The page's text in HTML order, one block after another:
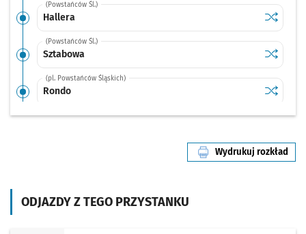
(Powstańców Śl.)
Hallera Sprawdź
Hallera
(Powstańców Śl.)
Sztabowa Sprawdź
Sztabowa
(pl. Powstańców Śląskich)
Rondo Sprawdź
Rondo
(Powstańców Śl.)
Sprawdź
Arkady (Capitol)
Wydrukuj rozkład
linii nr 6
ODJAZDY Z TEGO PRZYSTANKU